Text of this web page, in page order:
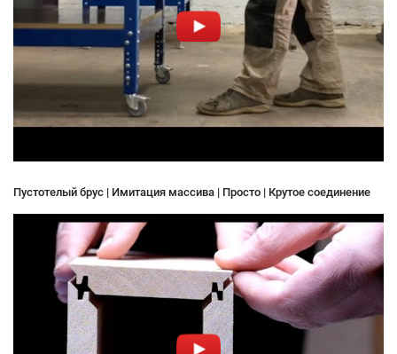
Пустотелый брус | Имитация массива | Просто | Крутое соединение